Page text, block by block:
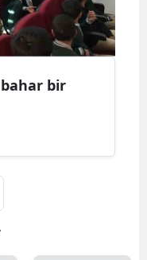
bahar bir